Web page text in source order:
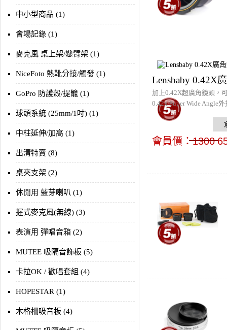
中小型商品 (1)
會場記錄 (1)
麥克風 桌上架/懸臂架 (1)
NiceFoto 熱靴分接/觸發 (1)
GoPro 防護殼/提籠 (1)
球頭系統 (25mm/1吋) (1)
中柱延伸/加高 (1)
出清特賣 (8)
桌夾支架 (2)
休閒用 藍芽喇叭 (1)
握式麥克風(無線) (3)
表演用 彈唱音箱 (2)
MUTEE 吸隔音飾板 (5)
卡拉OK / 歡唱套組 (4)
HOPESTAR (1)
木格柵吸音板 (4)
Lensbaby 0.42X
加上0.42X超廣角鏡頭，
0.42x Super Wide Angle
會員價：1300